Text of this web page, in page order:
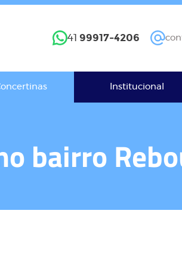
41 99917-4206
Institucional
bairro